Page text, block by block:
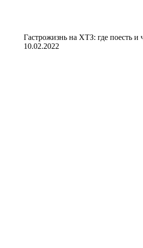
Гастрожизнь на ХТЗ: где поесть и
10.02.2022